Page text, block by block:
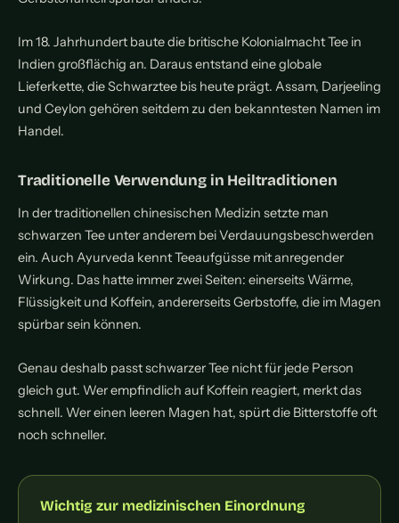
Im 18. Jahrhundert baute die britische Kolonialmacht Tee in
Indien großflächig an. Daraus entstand eine globale
Lieferkette, die Schwarztee bis heute prägt. Assam, Darjeeling
und Ceylon gehören seitdem zu den bekanntesten Namen im
Handel.
Traditionelle Verwendung in Heiltraditionen
In der traditionellen chinesischen Medizin setzte man
schwarzen Tee unter anderem bei Verdauungsbeschwerden
ein. Auch Ayurveda kennt Teeaufgüsse mit anregender
Wirkung. Das hatte immer zwei Seiten: einerseits Wärme,
Flüssigkeit und Koffein, andererseits Gerbstoffe, die im Magen
spürbar sein können.
Genau deshalb passt schwarzer Tee nicht für jede Person
gleich gut. Wer empfindlich auf Koffein reagiert, merkt das
schnell. Wer einen leeren Magen hat, spürt die Bitterstoffe oft
noch schneller.
Wichtig zur medizinischen Einordnung